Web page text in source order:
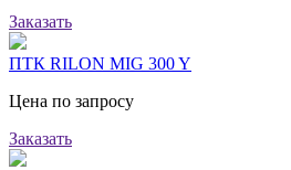
Заказать
ПТК RILON MIG 300 Y
Цена по запросу
Заказать